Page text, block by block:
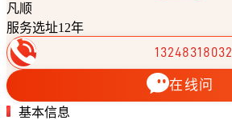
凡顺
服务选址12年
13248318032
在线问
基本信息